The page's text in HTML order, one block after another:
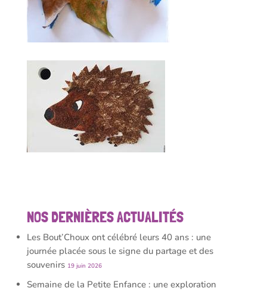
NOS DERNIÈRES ACTUALITÉS
Les Bout’Choux ont célébré leurs 40 ans : une
journée placée sous le signe du partage et des
souvenirs 19 juin 2026
Semaine de la Petite Enfance : une exploration